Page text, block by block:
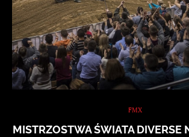
FMX
MISTRZOSTWA ŚWIATA DIVERSE